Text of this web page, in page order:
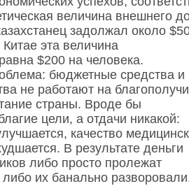
величина внешнего
задолжал около
эта величина
$200 на человека.
бюджетные средства и
не работают на
страны. Вроде бы
цели, а отдачи никакой:
качество
В результате деньги
либо просто пролежат
их банально